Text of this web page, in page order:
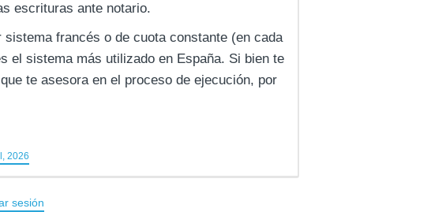
escrituras ante notario.
francés o de cuota constante (en cada
el sistema más utilizado en España. Si bien te
te asesora en el proceso de ejecución, por
2026
sesión